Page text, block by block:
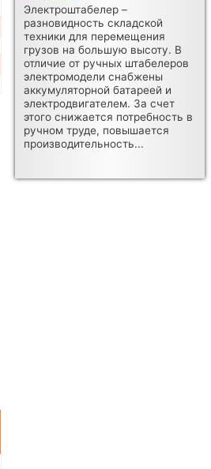
Электроштабелер –
разновидность складской
техники для перемещения
грузов на большую высоту. В
отличие от ручных штабелеров
электромодели снабжены
аккумуляторной батареей и
электродвигателем. За счет
этого снижается потребность в
ручном труде, повышается
производительность...